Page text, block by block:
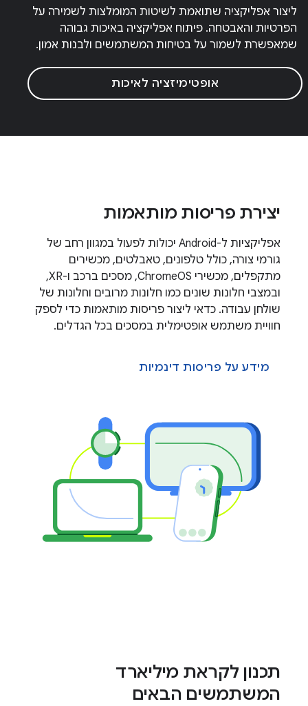
ליצור אפליקציה שתואמת לשיטות המומלצות לשמירה על
הפרטיות והאבטחה. פיתוח אפליקציה באיכות גבוהה
שמאפשרת לשמור על בטיחות המשתמשים ולבנות אמון.
אופטימיזציה לאיכות
יצירת פריסות מותאמות
אפליקציות ל-Android יכולות לפעול במגוון רחב של
גורמי צורה, כולל טלפונים, טאבלטים, מכשירים
מתקפלים, מכשירי ChromeOS, מסכים ברכב ו-XR,
ובמצבי חלונות שונים כמו חלונות מרובים וחלונות של
שולחן עבודה. כדאי ליצור פריסות מותאמות כדי לספק
חוויית משתמש אופטימלית במסכים בכל הגדלים.
מידע על פריסות דינמיות
תכנון לקראת מיליארד
המשתמשים הבאים